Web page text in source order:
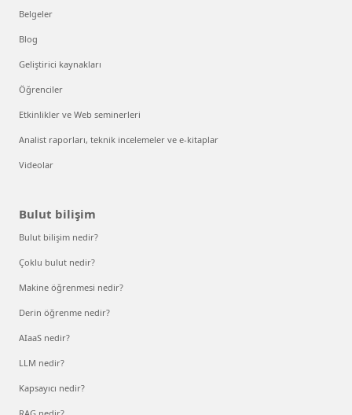
Belgeler
Blog
Geliştirici kaynakları
Öğrenciler
Etkinlikler ve Web seminerleri
Analist raporları, teknik incelemeler ve e-kitaplar
Videolar
Bulut bilişim
Bulut bilişim nedir?
Çoklu bulut nedir?
Makine öğrenmesi nedir?
Derin öğrenme nedir?
AIaaS nedir?
LLM nedir?
Kapsayıcı nedir?